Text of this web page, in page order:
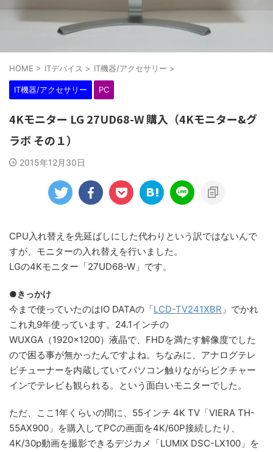
HOME > ITデバイス > IT機器/アクセサリー >
IT機器/アクセサリー PC
4Kモニター LG 27UD68-W 購入（4Kモニター&グ
ラボ その１）
2015年12月30日
CPU入れ替えを先延ばしにした代わりという訳ではないんで
すが、モニターの入れ替えを行いました。
LGの4Kモニター「27UD68-W」です。
●きっかけ
今まで使っていたのはIO DATAの「LCD-TV241XBR 」でかれ
これ丸9年使っています。24.1インチの
WUXGA（1920×1200）液晶で、FHDを満たす解像度でした
ので困る事が無かったんですよね。ちなみに、アナログテレ
ビチューナーを内蔵していてパソコン触りながらピクチャー
インでテレビも観られる。という面白いモニターでした。
ただ、ここ1年くらいの間に、55インチ 4K TV「VIERA TH-
55AX900」を購入してPCの画面を4K/60P接続したり、
4K/30p動画を撮影できるデジカメ「LUMIX DSC-LX100」を